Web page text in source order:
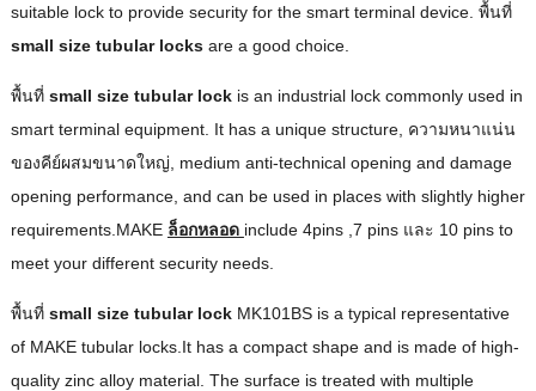
suitable lock to provide security for the smart terminal device. พื้นที่
small size tubular locks are a good choice.
พื้นที่ small size tubular lock is an industrial lock commonly used in
smart terminal equipment. It has a unique structure, ความหนาแน่น
ของคีย์ผสมขนาดใหญ่, medium anti-technical opening and damage
opening performance, and can be used in places with slightly higher
requirements.MAKE ล็อกหลอด include 4pins,7 pins และ 10 pins to
meet your different security needs.
พื้นที่ small size tubular lock MK101BS is a typical representative
of MAKE tubular locks.It has a compact shape and is made of high-
quality zinc alloy material. The surface is treated with multiple